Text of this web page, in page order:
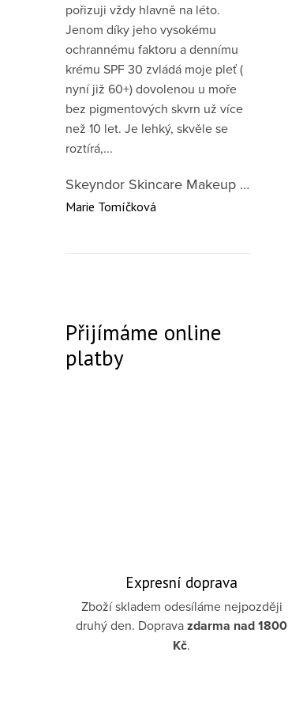
pořizuji vždy hlavně na léto.
Jenom díky jeho vysokému
ochrannému faktoru a dennímu
krému SPF 30 zvládá moje pleť (
nyní již 60+) dovolenou u moře
bez pigmentových skvrn už více
než 10 let. Je lehký, skvěle se
roztírá,...
Skeyndor Skincare Makeup DD Cream SPF50 – lehký tónovací krém pro všechny typy pleti 40 ml
Marie Tomíčková
Přijímáme online
platby
Expresní doprava
Zboží skladem odesíláme nejpozději
druhý den. Dopravazdarma nad 1800
Kč.